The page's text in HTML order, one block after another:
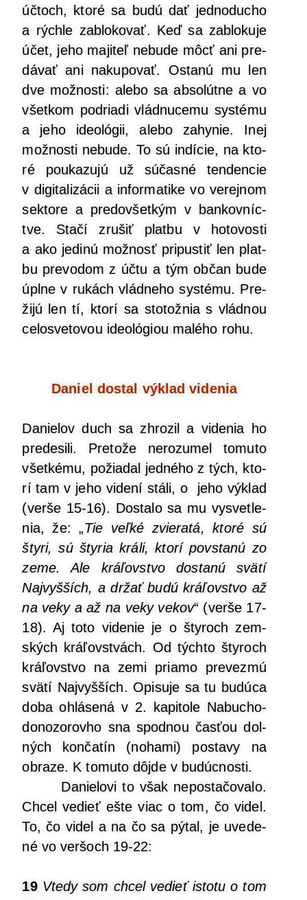
účtoch, kto­ré sa budú dať jed­no­du­cho
a rých­le zablo­ko­vať. Keď sa zablo­ku­je
účet, jeho maji­teľ nebu­de môcť ani pre­
dá­vať ani naku­po­vať. Osta­nú mu len
dve mož­nos­ti: ale­bo sa abso­lút­ne a vo
všet­kom pod­ria­di vlád­nu­ce­mu sys­té­mu
a jeho ide­oló­gii, ale­bo zahy­nie. Inej
mož­nos­ti nebu­de. To sú indí­cie, na kto­
ré pou­ka­zu­jú už súčas­né ten­den­cie
v digi­ta­li­zá­cii a infor­ma­ti­ke vo verej­nom
sek­to­re a pre­dov­šet­kým v ban­kov­níc­
tve. Sta­čí zru­šiť plat­bu v hoto­vos­ti
a ako jedi­nú mož­nosť pri­pus­tiť len plat­
bu pre­vo­dom z účtu a tým občan bude
úpl­ne v rukách vlád­ne­ho sys­té­mu. Pre­
ži­jú len tí, kto­rí sa sto­tož­nia s vlád­nou
celo­sve­to­vou ide­oló­gi­ou malé­ho rohu.
Daniel dostal výklad videnia
Danie­lov duch sa zhro­zil a vide­nia ho
pre­de­si­li. Pre­to­že nero­zu­mel tomu­to
všet­ké­mu, požia­dal jed­né­ho z tých, kto­
rí tam v jeho vide­ní stá­li, o jeho výklad
(ver­še 15-16). Dosta­lo sa mu vysvet­le­
nia, že: „Tie veľ­ké zvie­ra­tá, kto­ré sú
šty­ri, sú šty­ria krá­li, kto­rí povs­ta­nú zo
zeme. Ale krá­ľov­stvo dosta­nú svä­tí
Naj­vyš­ších, a držať budú krá­ľov­stvo až
na veky a až na veky vekov“ (ver­še 17-
18). Aj toto vide­nie je o šty­roch zem­
ských krá­ľov­stvách. Od tých­to šty­roch
krá­ľov­stvo na zemi pria­mo pre­vez­mú
svä­tí Naj­vyš­ších. Opi­su­je sa tu budú­ca
doba ohlá­se­ná v 2. kapi­to­le Nabu­cho­
do­no­zo­rov­ho sna spod­nou čas­ťou dol­
ných kon­ča­tín (noha­mi) posta­vy na
obra­ze. K tomu­to dôj­de v budúcnosti.
Danie­lo­vi to však nepos­ta­čo­va­lo.
Chcel vedieť ešte viac o tom, čo videl.
To, čo videl a na čo sa pýtal, je uve­de­
né vo ver­šoch 19-22:
19 Vte­dy som chcel vedieť isto­tu o tom